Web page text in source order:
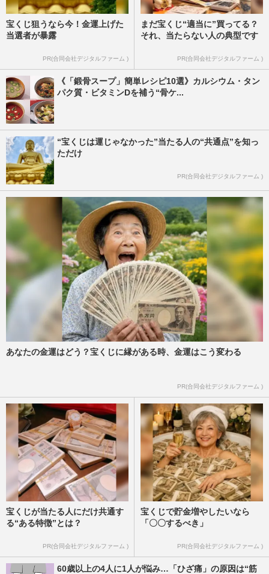
宝くじ狙うなら今！金運上げた
当選者が暴露
PR(合同会社デジタルファーム )
まだ宝くじ“適当に”買ってる？
それ、当たらない人の典型です
PR(合同会社デジタルファーム )
《「鍛骨スープ」簡単レシピ10選》カルシウム・タン
パク質・ビタミンDを補う“骨ケ...
“宝くじは運じゃなかった”当たる人の“共通点”を知っ
ただけ
PR(合同会社デジタルファーム )
あなたの金運はどう？宝くじに縁がある時、金運はこう変わる
PR(合同会社デジタルファーム )
宝くじが当たる人にだけ共通す
る“ある特徴”とは？
PR(合同会社デジタルファーム )
宝くじで貯金増やしたいなら
「〇〇するべき」
PR(合同会社デジタルファーム )
60歳以上の4人に1人が悩み…「ひざ痛」の原因は“筋